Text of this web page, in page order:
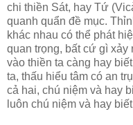
chi thiền Sát, hay Tứ
quanh quẩn đề mục.
khác nhau có thể phát
quan trọng, bất cứ gì xảy
vào thiền ta càng hay
ta, thấu hiểu tâm có an
cả hai, chú niệm và hay
luôn chú niệm và hay